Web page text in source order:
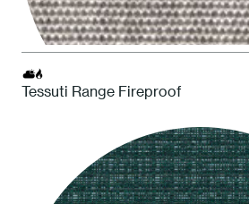
LCEL Cenere
Tessuti Range Fireproof